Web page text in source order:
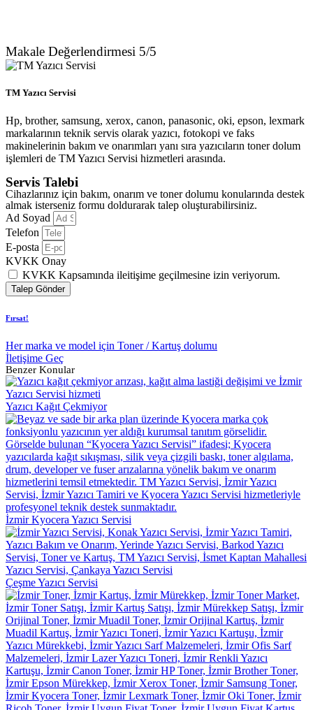
Makale Değerlendirmesi 5/5
TM Yazıcı Servisi
Hp, brother, samsung, xerox, canon, panasonic, oki, epson, lexmark
markalarının teknik servis olarak yazıcı, fotokopi ve faks
makinelerinin bakım ve onarımları yanı sıra yazıcıların toner dolum
işlemleri de TM Yazıcı Servisi hizmetleri arasında.
Servis Talebi
Cihazlarınız için bakım, onarım ve toner dolumu konularında destek
almak isterseniz formu doldurarak talep oluşturabilirsiniz.
Ad Soyad
Telefon
E-posta
KVKK Onay
KVKK Kapsamında ileitişime geçilmesine izin veriyorum.
Talep Gönder
Fırsat!
Her marka ve model için Toner / Kartuş dolumu
İletişime Geç
Benzer Konular
Yazıcı Kağıt Çekmiyor
İzmir Kyocera Yazıcı Servisi
Çeşme Yazıcı Servisi